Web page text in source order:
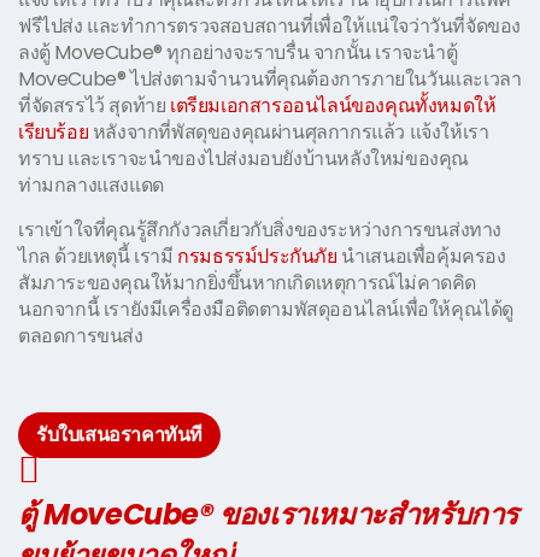
ฟรีไปส่ง และทำการตรวจสอบสถานที่เพื่อให้แน่ใจว่าวันที่จัดของ
ลงตู้ MoveCube® ทุกอย่างจะราบรื่น จากนั้น เราจะนำตู้
MoveCube® ไปส่งตามจำนวนที่คุณต้องการภายในวันและเวลา
ที่จัดสรรไว้ สุดท้าย เตรียมเอกสารออนไลน์ของคุณทั้งหมดให้
เรียบร้อย หลังจากที่พัสดุของคุณผ่านศุลกากรแล้ว แจ้งให้เรา
ทราบ และเราจะนำของไปส่งมอบยังบ้านหลังใหม่ของคุณ
ท่ามกลางแสงแดด
เราเข้าใจที่คุณรู้สึกกังวลเกี่ยวกับสิ่งของระหว่างการขนส่งทาง
ไกล ด้วยเหตุนี้ เรามี กรมธรรม์ประกันภัย นำเสนอเพื่อคุ้มครอง
สัมภาระของคุณให้มากยิ่งขึ้นหากเกิดเหตุการณ์ไม่คาดคิด
นอกจากนี้ เรายังมีเครื่องมือติดตามพัสดุออนไลน์เพื่อให้คุณได้ดู
ตลอดการขนส่ง
รับใบเสนอราคาทันที
ตู้ MoveCube® ของเราเหมาะสำหรับการ